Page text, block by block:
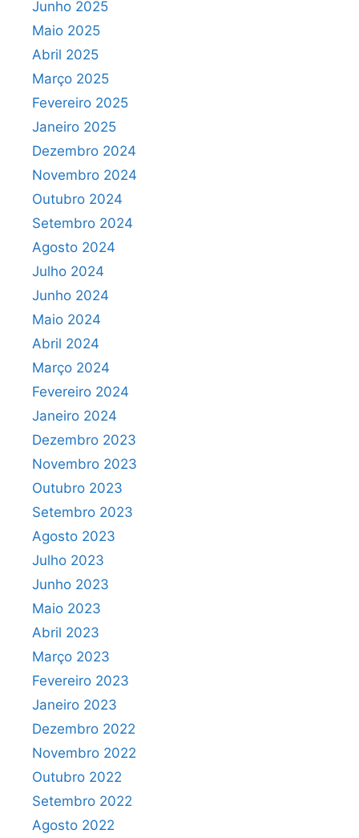
Junho 2025
Maio 2025
Abril 2025
Março 2025
Fevereiro 2025
Janeiro 2025
Dezembro 2024
Novembro 2024
Outubro 2024
Setembro 2024
Agosto 2024
Julho 2024
Junho 2024
Maio 2024
Abril 2024
Março 2024
Fevereiro 2024
Janeiro 2024
Dezembro 2023
Novembro 2023
Outubro 2023
Setembro 2023
Agosto 2023
Julho 2023
Junho 2023
Maio 2023
Abril 2023
Março 2023
Fevereiro 2023
Janeiro 2023
Dezembro 2022
Novembro 2022
Outubro 2022
Setembro 2022
Agosto 2022